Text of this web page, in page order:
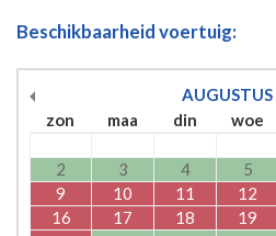
Beschikbaarheid voertuig:
AUGUSTUS
zon
maa din woe
2
3 4 5
9
10 11 12
16
17 18 19